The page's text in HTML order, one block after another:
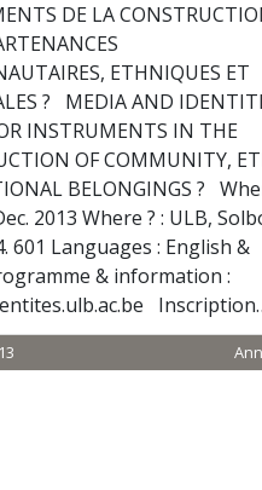
DE LA
ETHNIQUES ET
? MEDIA AND
INSTRUMENTS IN THE
OF COMMUNITY,
BELONGINGS ?
2013 Where ? : ULB,
601 Languages : English &
& information :